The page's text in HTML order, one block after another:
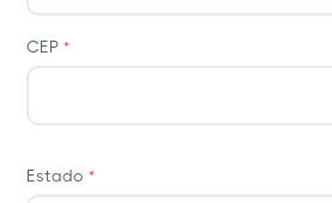
CEP*
Estado*